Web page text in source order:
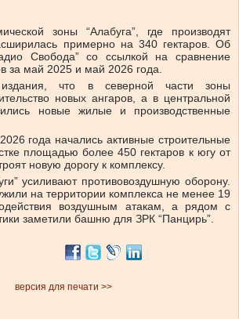
зоны “Алабуга”, где производят
примерно на 340 гектаров. Об
Свобода” со ссылкой на сравнение
за май 2025 и май 2026 года.
что в северной части зоны
новых ангаров, а в центральной
новые жилые и производственные
года начались активные строительные
площадью более 450 гектаров к югу от
новую дорогу к комплексу.
усиливают противовоздушную оборону.
на территории комплекса не менее 19
воздушным атакам, а рядом с
заметили башню для ЗРК “Панцирь”.
версия для печати >>